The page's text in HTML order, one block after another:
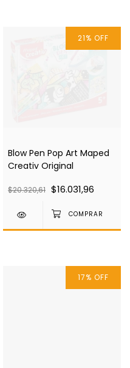
21% OFF
Blow Pen Pop Art Maped
Creativ Original
$20.320,61 $16.031,96
17% OFF